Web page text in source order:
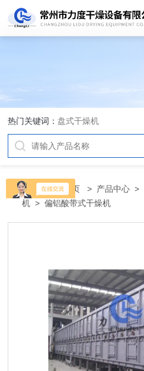
热门关键词： 盘式干燥机
当前位置：首页 > 产品中心 >
机 > 偏铝酸带式干燥机